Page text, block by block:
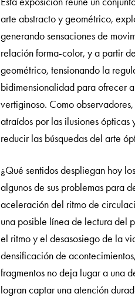
arte abstracto y geométrico,
generando sensaciones de
relación forma-color, y a partir
geométrico, tensionando la
bidimensionalidad para ofrecer
vertiginoso. Como
atraídos por las ilusiones
reducir las búsquedas del arte
¿Qué sentidos despliegan hoy
algunos de sus problemas para
aceleración del ritmo de
una posible línea de lectura del
el ritmo y el desasosiego de la
densificación de
fragmentos no deja lugar a una
logran captar una atención